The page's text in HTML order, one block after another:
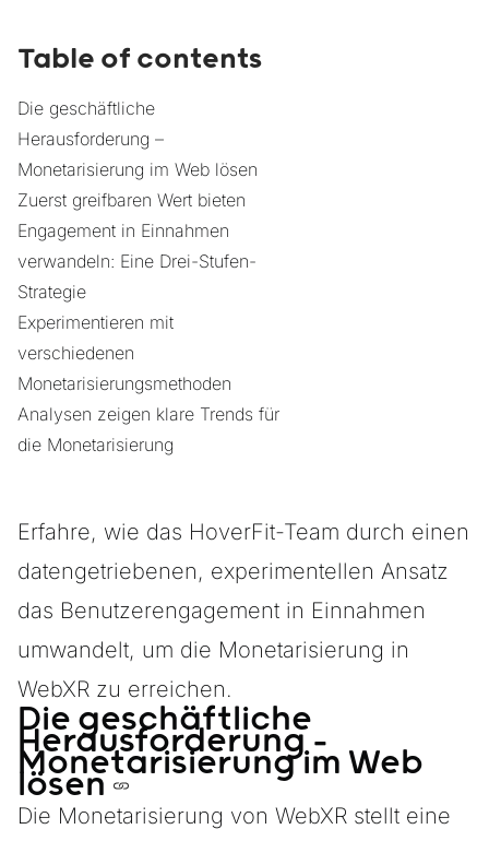
Erfahre, wie das HoverFit-Team durch einen
datengetriebenen, experimentellen Ansatz
das Benutzerengagement in Einnahmen
umwandelt, um die Monetarisierung in
WebXR zu erreichen.
Die geschäftliche
Herausforderung –
Monetarisierung im Web
lösen
Die Monetarisierung von WebXR stellt eine
Table of contents
Die geschäftliche
Herausforderung –
Monetarisierung im Web lösen
Zuerst greifbaren Wert bieten
Engagement in Einnahmen
verwandeln: Eine Drei-Stufen-
Strategie
Experimentieren mit
verschiedenen
Monetarisierungsmethoden
Analysen zeigen klare Trends für
die Monetarisierung